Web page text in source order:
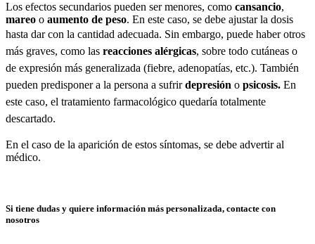
Los efectos secundarios pueden ser menores, como cansancio,
mareo o aumento de peso. En este caso, se debe ajustar la dosis
hasta dar con la cantidad adecuada. Sin embargo, puede haber otros
más graves, como las reacciones alérgicas, sobre todo cutáneas o
de expresión más generalizada (fiebre, adenopatías, etc.). También
pueden predisponer a la persona a sufrirdepresión o psicosis. En
este caso, el tratamiento farmacológico quedaría totalmente
descartado.
En el caso de la aparición de estos síntomas, se debe advertir al
médico.
Si tiene dudas y quiere información más personalizada, contacte con
nosotros